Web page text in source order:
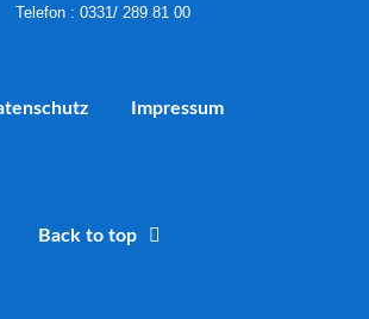
Telefon : 0331/ 289 81 00
Impressum
Back to top